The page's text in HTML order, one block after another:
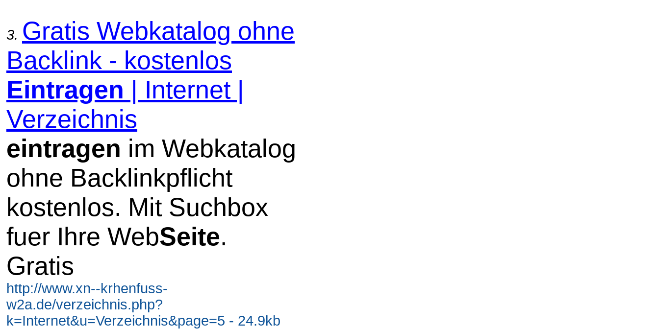
3. Gratis Webkatalog ohne
Backlink - kostenlos
Eintragen | Internet |
Verzeichnis
eintragen im Webkatalog
ohne Backlinkpflicht
kostenlos. Mit Suchbox
fuer Ihre WebSeite.
Gratis
http://www.xn--krhenfuss-
w2a.de/verzeichnis.php?
k=Internet&u=Verzeichnis&page=5 - 24.9kb